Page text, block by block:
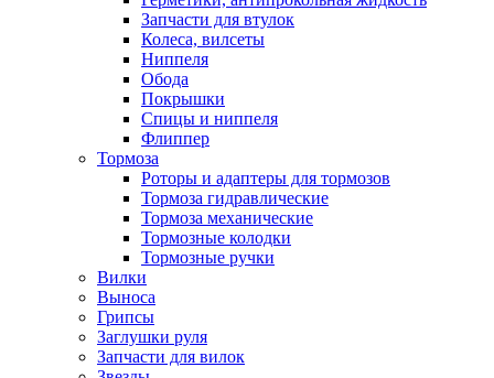
Запчасти для втулок
Колеса, вилсеты
Ниппеля
Обода
Покрышки
Спицы и ниппеля
Флиппер
Тормоза
Роторы и адаптеры для тормозов
Тормоза гидравлические
Тормоза механические
Тормозные колодки
Тормозные ручки
Вилки
Выноса
Грипсы
Заглушки руля
Запчасти для вилок